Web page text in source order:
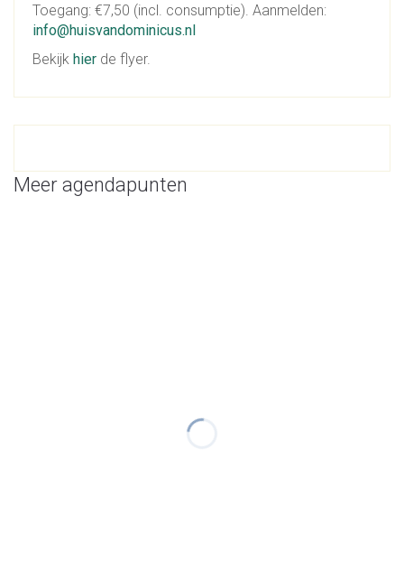
Toegang: €7,50 (incl. consumptie). Aanmelden:
info@huisvandominicus.nl
Bekijk hier de flyer.
Meer agendapunten